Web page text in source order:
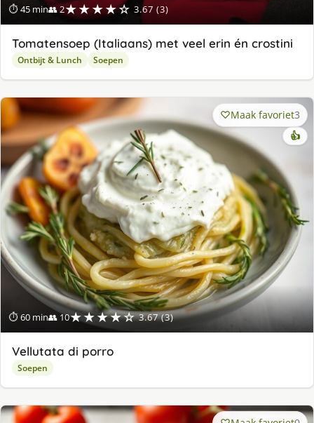
⏱ 45 min👥 2★★★★☆ 3.67 (3)
Tomatensoep (Italiaans) met veel erin én crostini
Ontbijt & Lunch Soepen
⏱ 60 min👥 10★★★★☆ 3.67 (3)
Maak favoriet3
👍
Vellutata di porro
Soepen